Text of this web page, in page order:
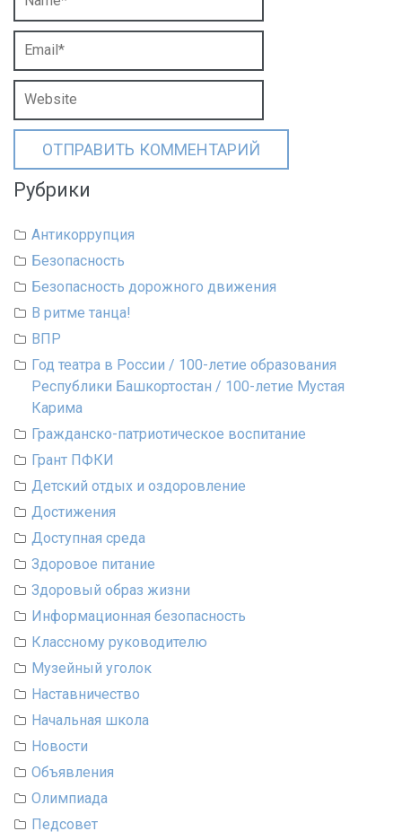
Рубрики
Антикоррупция
Безопасность
Безопасность дорожного движения
В ритме танца!
ВПР
Год театра в России / 100-летие образования
Республики Башкортостан / 100-летие Мустая
Карима
Гражданско-патриотическое воспитание
Грант ПФКИ
Детский отдых и оздоровление
Достижения
Доступная среда
Здоровое питание
Здоровый образ жизни
Информационная безопасность
Классному руководителю
Музейный уголок
Наставничество
Начальная школа
Новости
Объявления
Олимпиада
Педсовет